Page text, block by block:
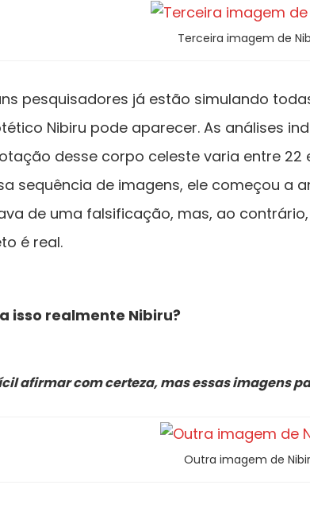
Terceira imagem de
pesquisadores já estão simulando
Nibiru pode aparecer. As análises
desse corpo celeste varia entre 22
sequência de imagens, ele começou a
de uma falsificação, mas, ao
é real.
isso realmente Nibiru?
afirmar com certeza, mas essas imagens
Outra imagem de